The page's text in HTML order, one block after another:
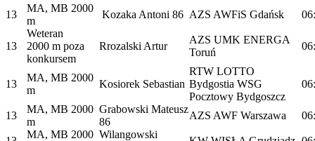
13
MA, MB 2000
m
Kozaka Antoni 86 AZS AWFiS Gdańsk
13
Weteran
2000 m poza
konkursem
Rrozalski Artur
AZS UMK ENERGA
Toruń
13
MA, MB 2000
m
Kosiorek Sebastian
RTW LOTTO
Bydgostia WSG
Pocztowy Bydgoszcz
13
MA, MB 2000
m
Grabowski Mateusz
86
AZS AWF Warszawa
MA, MB 2000 Wilangowski